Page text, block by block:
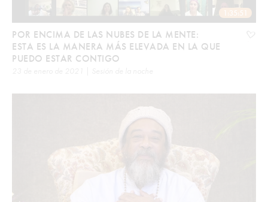
1:35:51
POR ENCIMA DE LAS NUBES DE LA MENTE:
ESTA ES LA MANERA MÁS ELEVADA EN LA QUE
PUEDO ESTAR CONTIGO